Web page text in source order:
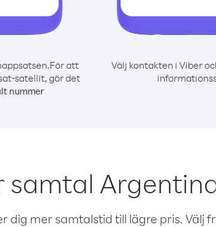
För att
satellit, gör det
nummer
Välj kontakten i Viber
samtal
dig mer samtalstid till lägre pris. Välj